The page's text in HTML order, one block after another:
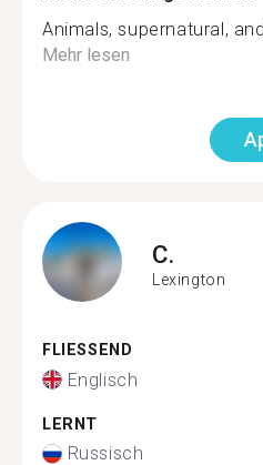
Animals, supernatural,
Mehr lesen
C.
Lexington
FLIESSEND
Englisch
LERNT
Russisch